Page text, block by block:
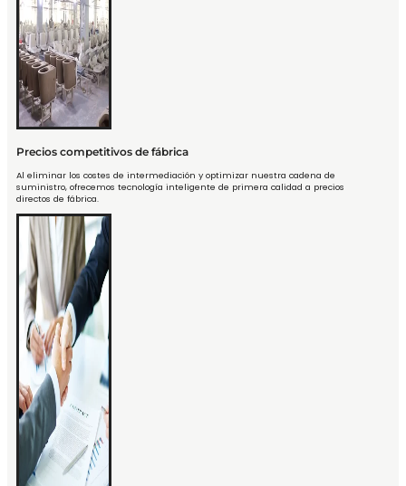
Precios competitivos de fábrica
Al eliminar los costes de intermediación y optimizar nuestra cadena de
suministro, ofrecemos tecnología inteligente de primera calidad a precios
directos de fábrica.